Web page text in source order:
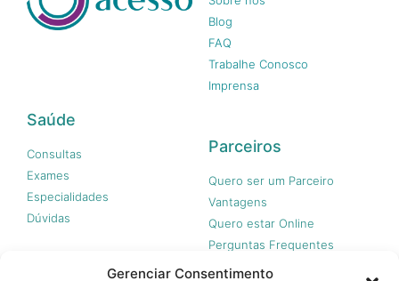
Gerenciar Consentimento
Blog
FAQ
Trabalhe Conosco
Imprensa
Saúde
Consultas
Exames
Especialidades
Dúvidas
Parceiros
Quero ser um Parceiro
Vantagens
Quero estar Online
Perguntas Frequentes